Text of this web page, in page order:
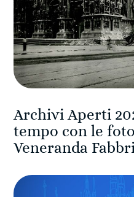
Archivi Aperti
tempo con le
Veneranda